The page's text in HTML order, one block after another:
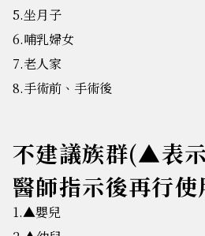
5.坐月子
6.哺乳婦女
7.老人家
8.手術前、手術後
不建議族群(▲表
醫師指示後再行使
1.▲嬰兒